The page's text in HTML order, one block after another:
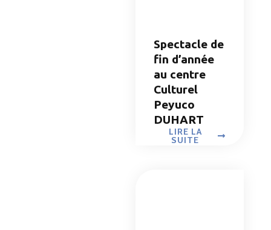
Spectacle de
fin d’année
au centre
Culturel
Peyuco
DUHART
LIRE LA
SUITE